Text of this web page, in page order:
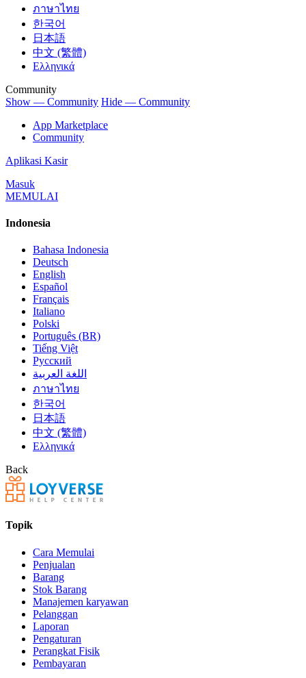
ภาษาไทย
한국어
日本語
中文 (繁體)
Ελληνικά
Community
Show — Community Hide — Community
App Marketplace
Community
Aplikasi Kasir
Masuk
MEMULAI
Indonesia
Bahasa Indonesia
Deutsch
English
Español
Français
Italiano
Polski
Português (BR)
Tiếng Việt
Русский
اللغة العربية
ภาษาไทย
한국어
日本語
中文 (繁體)
Ελληνικά
Back
Topik
Cara Memulai
Penjualan
Barang
Stok Barang
Manajemen karyawan
Pelanggan
Laporan
Pengaturan
Perangkat Fisik
Pembayaran